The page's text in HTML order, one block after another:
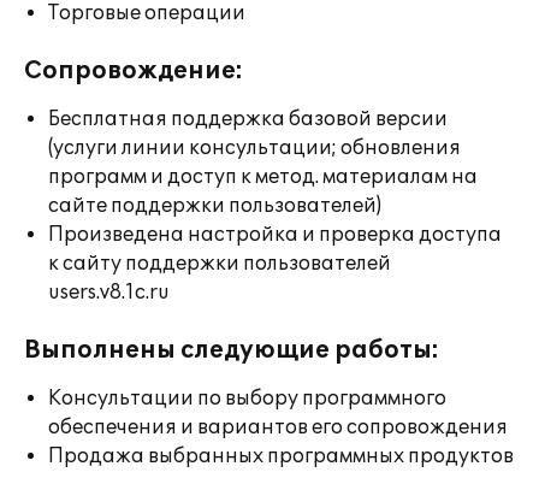
Торговые операции
Сопровождение:
Бесплатная поддержка базовой версии
(услуги линии консультации; обновления
программ и доступ к метод. материалам на
сайте поддержки пользователей)
Произведена настройка и проверка доступа
к сайту поддержки пользователей
users.v8.1c.ru
Выполнены следующие работы:
Консультации по выбору программного
обеспечения и вариантов его сопровождения
Продажа выбранных программных продуктов